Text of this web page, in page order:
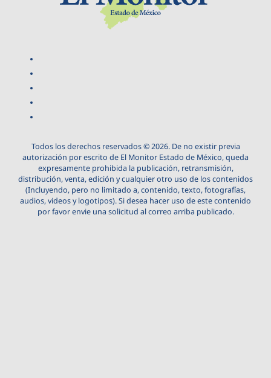
Todos los derechos reservados © 2026. De no existir previa
autorización por escrito de El Monitor Estado de México, queda
expresamente prohibida la publicación, retransmisión,
distribución, venta, edición y cualquier otro uso de los contenidos
(Incluyendo, pero no limitado a, contenido, texto, fotografías,
audios, videos y logotipos). Si desea hacer uso de este contenido
por favor envie una solicitud al correo arriba publicado.